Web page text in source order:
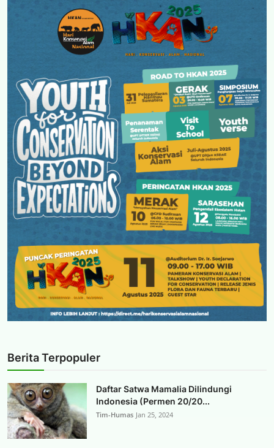
Berita Terpopuler
Daftar Satwa Mamalia Dilindungi
Indonesia (Permen 20/20...
Tim-Humas Jan 25, 2024